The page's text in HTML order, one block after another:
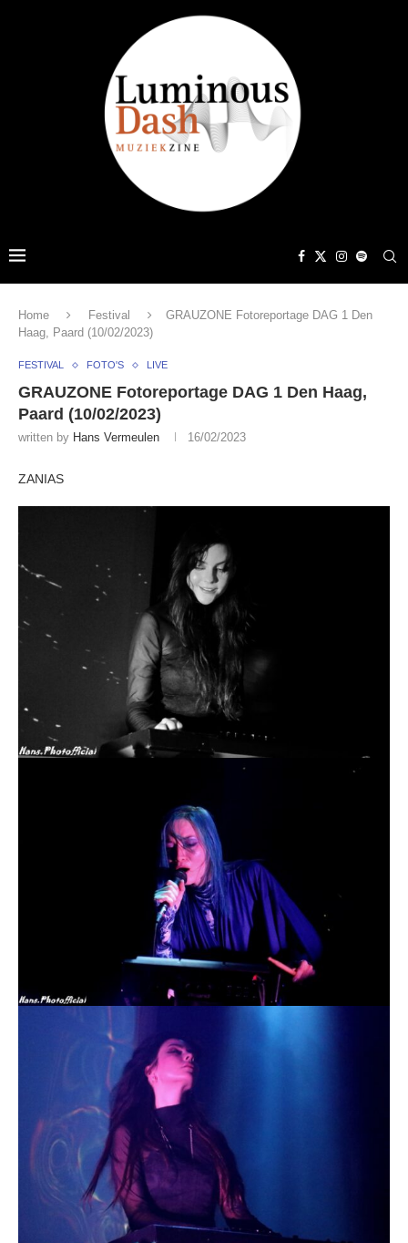
Home Festival
GRAUZONE Fotoreportage DAG 1 Den
Haag, Paard (10/02/2023)
FESTIVAL FOTO'S LIVE
GRAUZONE Fotoreportage DAG 1 Den Haag,
Paard (10/02/2023)
written by Hans Vermeulen 16/02/2023
ZANIAS